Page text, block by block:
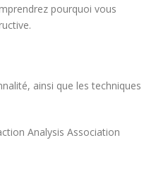
pourquoi vous
ainsi que les techniques
Analysis Association